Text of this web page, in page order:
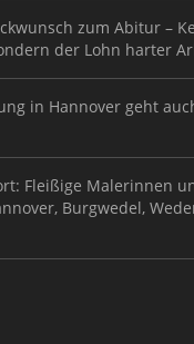
zum Abitur –
der Lohn harter
in Hannover geht
Fleißige Malerinnen
Burgwedel,